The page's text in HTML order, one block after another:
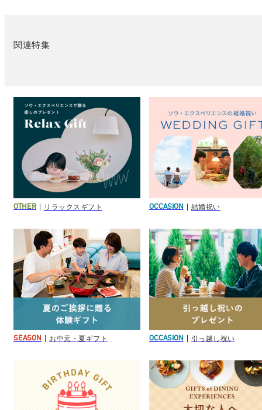
関連特集
OTHER リラックスギフト OCCASION 結婚祝い
SEASON お中元・夏ギフト OCCASION 引っ越し祝い